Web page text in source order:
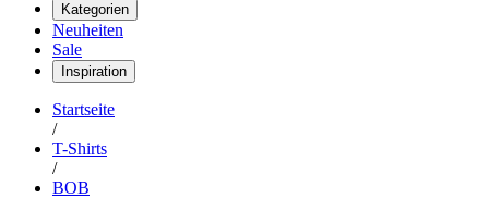
Kategorien
Neuheiten
Sale
Inspiration
Startseite
/
T-Shirts
/
BOB